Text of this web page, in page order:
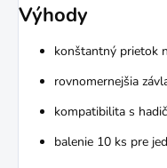
Výhody
konštantný prietok
rovnomernejšia
kompatibilita s
balenie 10 ks pre